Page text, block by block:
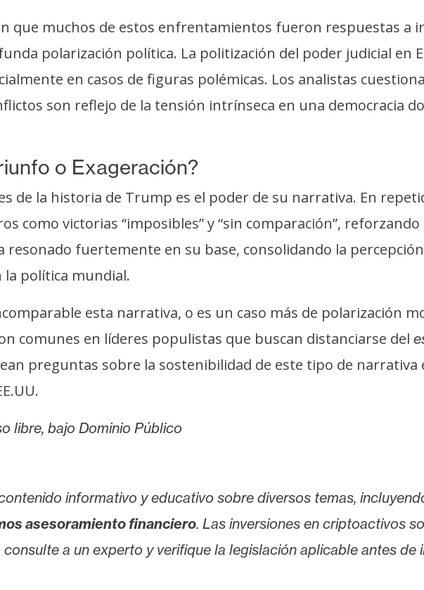
que muchos de estos enfrentamientos fueron respuestas a
polarización política. La politización del poder judicial en
en casos de figuras polémicas. Los analistas
son reflejo de la tensión intrínseca en una democracia
o Exageración?
de la historia de Trump es el poder de su narrativa. En
como victorias “imposibles” y “sin comparación”,
resonado fuertemente en su base, consolidando la
política mundial.
esta narrativa, o es un caso más de polarización
comunes en líderes populistas que buscan distanciarse del
preguntas sobre la sostenibilidad de este tipo de narrativa
libre, bajo Dominio Público
informativo y educativo sobre diversos temas,
asesoramiento financiero. Las inversiones en criptoactivos
a un experto y verifique la legislación aplicable antes de